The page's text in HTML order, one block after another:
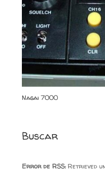
Nagai 7000
Buscar
Error de RSS:Retrieved